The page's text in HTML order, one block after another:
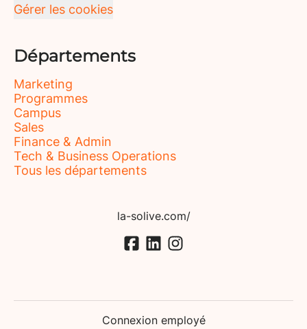
Gérer les cookies
Départements
Marketing
Programmes
Campus
Sales
Finance & Admin
Tech & Business Operations
Tous les départements
la-solive.com/
Connexion employé